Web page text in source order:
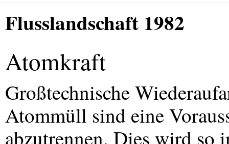
Flusslandschaft 1982
Atomkraft
Großtechnische
Atommüll sind eine
abzutrennen. Dies wird so